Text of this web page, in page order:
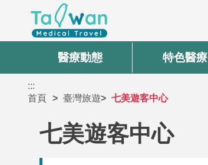
醫療動態 特色醫療
:::
首頁
臺灣旅遊 七美遊客中心
七美遊客中心